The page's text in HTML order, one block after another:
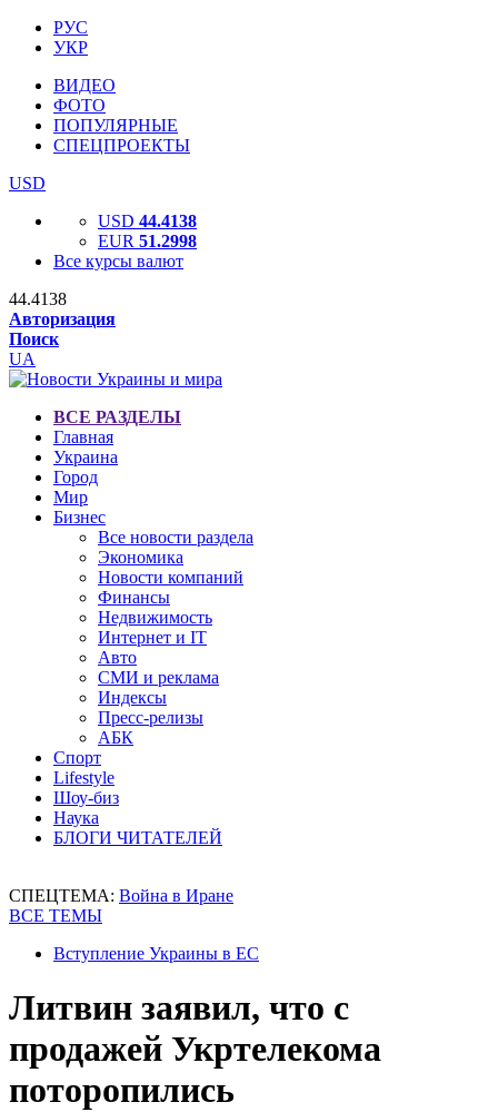
РУС
УКР
ВИДЕО
ФОТО
ПОПУЛЯРНЫЕ
СПЕЦПРОЕКТЫ
USD
USD 44.4138
EUR 51.2998
Все курсы валют
44.4138
Авторизация
Поиск
UA
ВСЕ РАЗДЕЛЫ
Главная
Украина
Город
Мир
Бизнес
Все новости раздела
Экономика
Новости компаний
Финансы
Недвижимость
Интернет и IT
Авто
СМИ и реклама
Индексы
Пресс-релизы
АБК
Спорт
Lifestyle
Шоу-биз
Наука
БЛОГИ ЧИТАТЕЛЕЙ
СПЕЦТЕМА: Война в Иране
ВСЕ ТЕМЫ
Вступление Украины в ЕС
Литвин заявил, что с
продажей Укртелекома
поторопились